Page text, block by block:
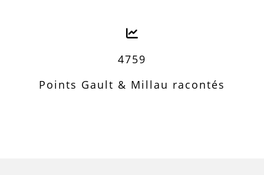
4759
Points Gault & Millau racontés